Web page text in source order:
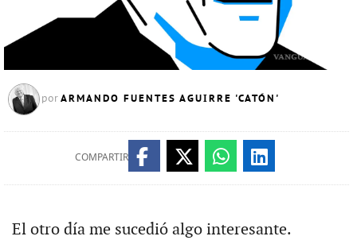
por ARMANDO FUENTES AGUIRRE 'CATÓN'
COMPARTIR
El otro día me sucedió algo interesante.